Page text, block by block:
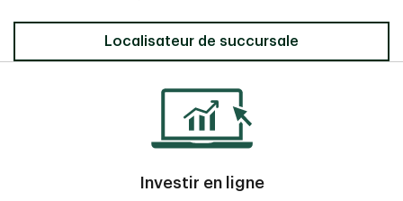
Localisateur de succursale
Investir en ligne